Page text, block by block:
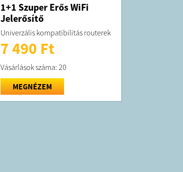
1+1 Szuper Erős WiFi
Jelerősítő
Univerzális kompatibilitás routerek
7 490 Ft
Vásárlások száma: 20
MEGNÉZEM